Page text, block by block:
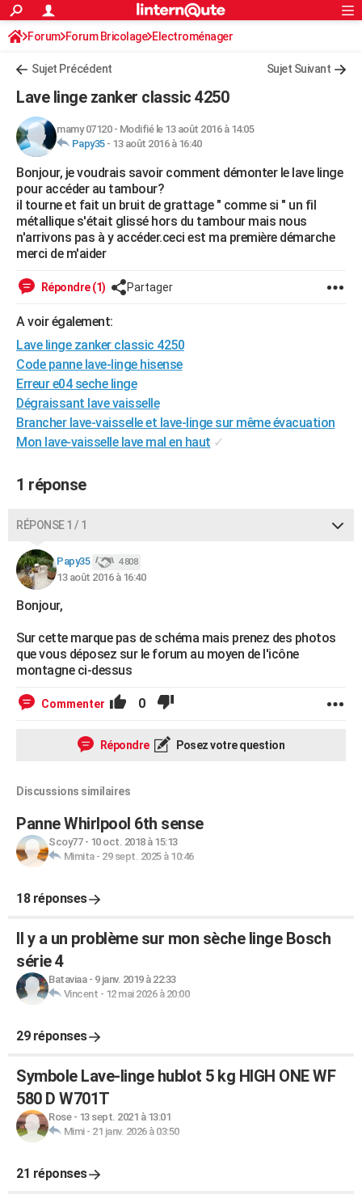
ACTUALITÉS
Politique
Société
Faits Divers
Education
Monde
Villes
+
FINANCE
Retraite
Impôts
Epargne
Immobilier
Risques naturels par ville
Banque
Assurance
Crédit
AUTO
Essais
Réserver un essai
Citadines
Berlines
SUV
Forum auto
+HIGH-TECH
Mobiles
Meilleur smartphone
Internet
Ordinateurs
Jeux vidéo
Guide high-tech
+BRICOLAGE
Forum
Aménagement intérieur
Extérieur
Cuisine
Salle de bains
Jardinage
Rangement
WEEK-END
Guides de France
Escapades
Patrimoine
Expositions
Musées
Week-end nature
LIFESTYLE
SANTE
Alimentation
Guide de la santé
Maladies
Médicaments
Sommeil
VOYAGE
Destinations
City break
Voyage nature
Voyage de noces
Forum
Climat
+PHOTO
GUIDES D'ACHAT
BONS PLANS
CARTE DE VOEUX
COPAINS D'AVANT
S'inscrire
Se connecter
Lycées
Collèges
Primaires
Universités
Entreprises
Service militaire
Avis de recherche
AVIS DE DÉCÈS
FORUM
Bricolage
Lifestyle
Culture
Sport
Auto
Television
Voyage
Cinema
S'inscrire
Connexion
Forum Forum Bricolage Electroménager
Sujet Précédent Sujet Suivant
Lave linge zanker classic 4250
mamy 07120- Modifié le 13 août 2016 à 14:05
Papy35- 13 août 2016 à 16:40
Bonjour, je voudrais savoir comment démonter le lave linge
pour accéder au tambour?
il tourne et fait un bruit de grattage " comme si " un fil
métallique s'était glissé hors du tambour mais nous
n'arrivons pas à y accéder.ceci est ma première démarche
merci de m'aider
Répondre (1) Partager
A voir également:
Lave linge zanker classic 4250
Code panne lave-linge hisense
Erreur e04 seche linge
Dégraissant lave vaisselle
Brancher lave-vaisselle et lave-linge sur même évacuation
Mon lave-vaisselle lave mal en haut ✓
1 réponse
RÉPONSE 1 / 1
Papy35 4 808
13 août 2016 à 16:40
Bonjour,
Sur cette marque pas de schéma mais prenez des photos
que vous déposez sur le forum au moyen de l'icône
montagne ci-dessus
Commenter 0
Répondre Posez votre question
Discussions similaires
Panne Whirlpool 6th sense
Scoy77- 10 oct. 2018 à 15:13
Mimita- 29 sept. 2025 à 10:46
18 réponses
Il y a un problème sur mon sèche linge Bosch
série 4
Bataviaa- 9 janv. 2019 à 22:33
Vincent - 12 mai 2026 à 20:00
29 réponses
Symbole Lave-linge hublot 5 kg HIGH ONE WF
580 D W701T
Rose- 13 sept. 2021 à 13:01
Mimi- 21 janv. 2026 à 03:50
21 réponses